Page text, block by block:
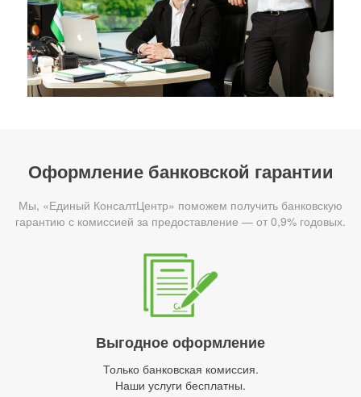
Оформление банковской гарантии
Мы, «Единый КонсалтЦентр» поможем получить банковскую
гарантию с комиссией за предоставление — от 0,9% годовых.
Выгодное оформление
Только банковская комиссия.
Наши услуги бесплатны.